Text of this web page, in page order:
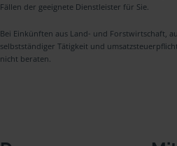
Fällen der geeignete Dienstleister für Sie.
Bei Einkünften aus Land- und Forstwirtschaft,
selbstständiger Tätigkeit und
nicht beraten.